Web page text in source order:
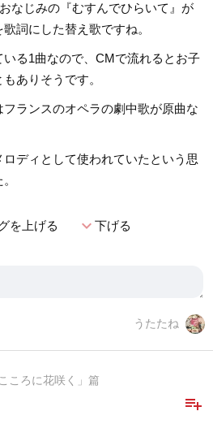
なじみの『むすんでひらいて』が
詞にした替え歌ですね。
る1曲なので、CMで流れるとお子
ありそうです。
ランスのオペラの劇中歌が原曲な
ディとして使われていたという思
を上げる expand_more下げる
うたたね
ころに花咲く」篇
playlist_add